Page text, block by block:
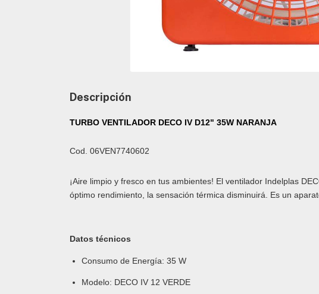
Descripción
TURBO VENTILADOR DECO IV D12" 35W NARANJA
Cod. 06VEN7740602
¡Aire limpio y fresco en tus ambientes! El ventilador Indelplas
óptimo rendimiento, la sensación térmica disminuirá. Es un
Datos técnicos
Consumo de Energía: 35 W
Modelo: DECO IV 12 VERDE